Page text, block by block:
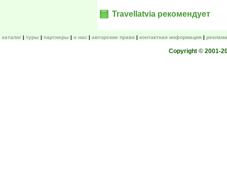
Travellatvia рекомендует
каталог туры партнеры о нас авторские права контактная информация
Copyright © 2001-